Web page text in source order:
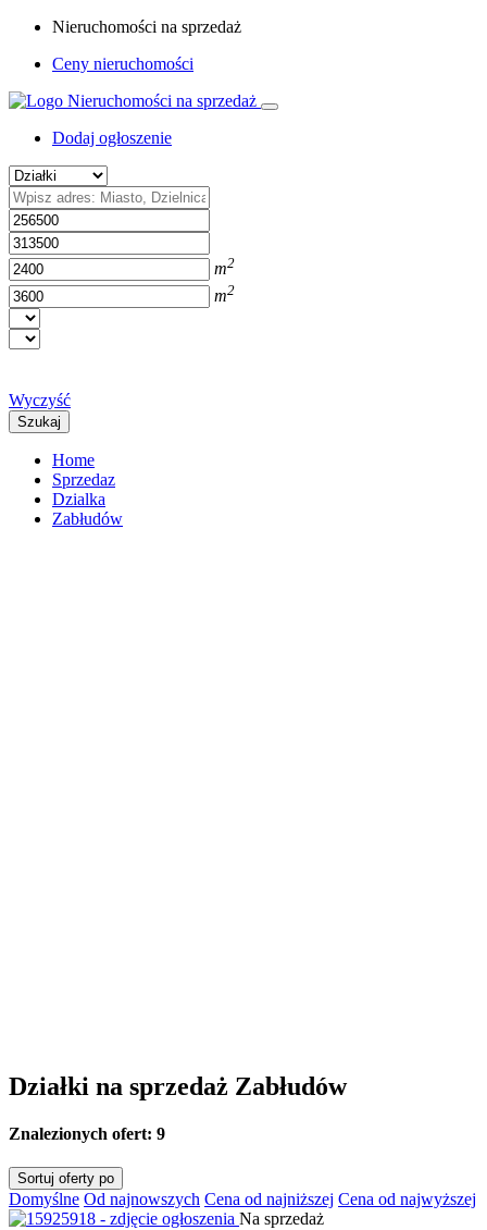
Nieruchomości na sprzedaż
Ceny nieruchomości
Dodaj ogłoszenie
m2
m2
Wyczyść
Szukaj
Home
Sprzedaz
Dzialka
Zabłudów
Działki na sprzedaż Zabłudów
Znalezionych ofert: 9
Sortuj oferty po
Domyślne Od najnowszych Cena od najniższej Cena od najwyższej
Na sprzedaż